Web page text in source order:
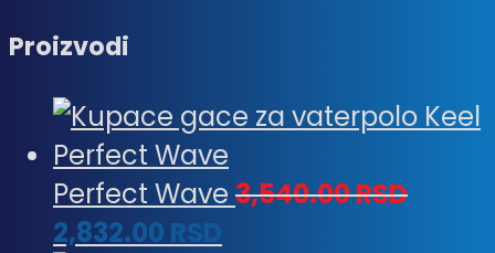
Proizvodi
Perfect Wave 3,540.00RSD
2,832.00 RSD